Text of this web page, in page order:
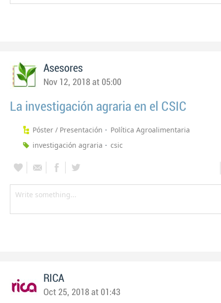
Asesores
Nov 12, 2018 at 05:00
La investigación agraria en el CSIC
Póster / Presentación
Política Agroalimentaria
investigación agraria
csic
RICA
Oct 25, 2018 at 01:43